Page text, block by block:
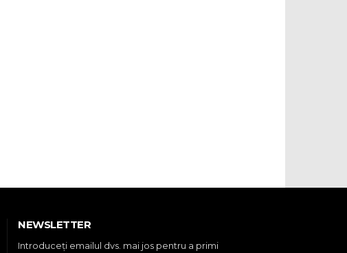
NEWSLETTER
Introduceţi emailul dvs. mai jos pentru a primi